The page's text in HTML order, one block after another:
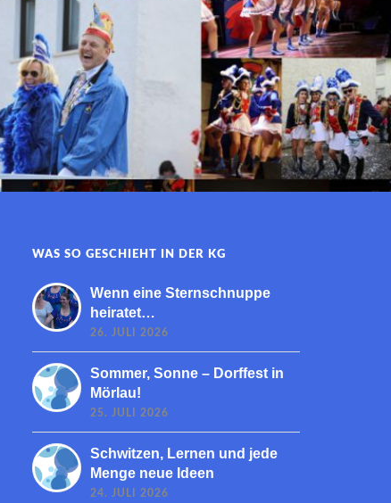
WAS SO GESCHIEHT IN DER KG
Wenn eine Sternschnuppe
heiratet…
26. JULI 2026
Sommer, Sonne – Dorffest in
Mörlau!
25. JULI 2026
Schwitzen, Lernen und jede
Menge neue Ideen
24. JULI 2026